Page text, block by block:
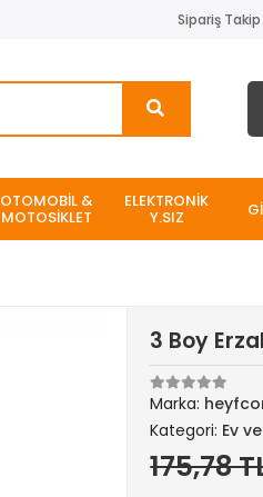
Sipariş Takip
OTOMOBİL &
MOTOSİKLET
ELEKTRONİK
Y.SIZ
3 Boy
Marka:
Kategori: Ev
175,78